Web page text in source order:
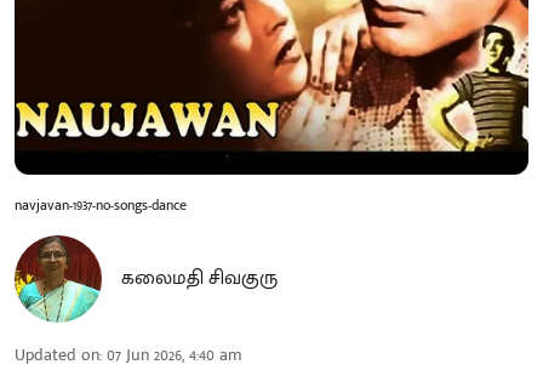
navjavan-1937-no-songs-dance
கலைமதி சிவகுரு
Updated on:07 Jun 2026, 4:40 am